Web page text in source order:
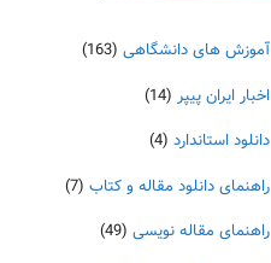
آموزش های دانشگاهی (163)
اخبار ایران پیپر (14)
دانلود استاندارد (4)
راهنمای دانلود مقاله و کتاب (7)
راهنمای مقاله نویسی (49)